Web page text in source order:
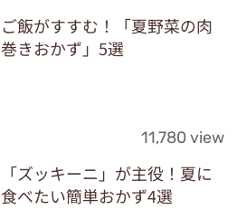
ご飯がすすむ！「夏野菜の肉
巻きおかず」5選
11,780 view
「ズッキーニ」が主役！夏に
食べたい簡単おかず4選